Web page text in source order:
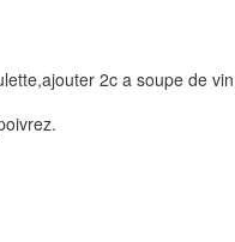
2c a soupe de